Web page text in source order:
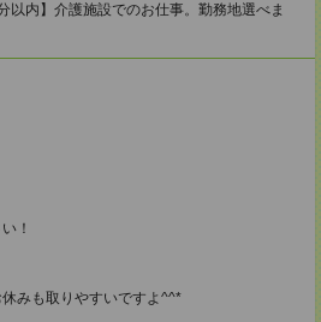
以内】介護施設でのお仕事。勤務地選べま
！
みも取りやすいですよ^^*